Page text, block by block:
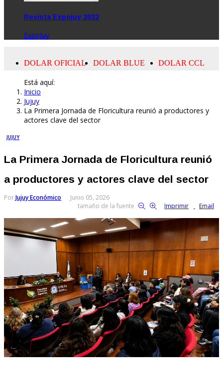
Revista Expojuy 2022
ExpoJuy
Está aquí:
Inicio
Jujuy
La Primera Jornada de Floricultura reunió a productores y
actores clave del sector
JUJUY
La Primera Jornada de Floricultura reunió
a productores y actores clave del sector
PorJujuy Económico
Junio 05, 2026
tamaño de la fuente
Imprimir Email